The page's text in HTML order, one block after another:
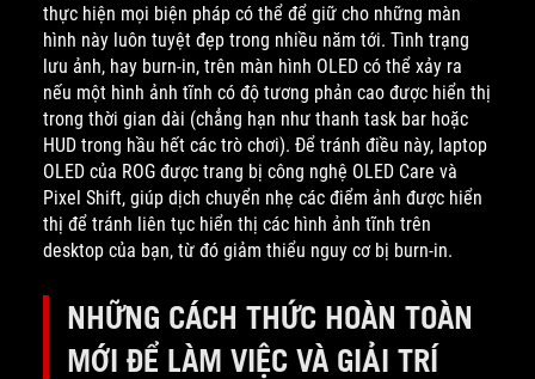
thực hiện mọi biện pháp có thể để giữ cho những màn
hình này luôn tuyệt đẹp trong nhiều năm tới. Tình trạng
lưu ảnh, hay burn-in, trên màn hình OLED có thể xảy ra
nếu một hình ảnh tĩnh có độ tương phản cao được hiển thị
trong thời gian dài (chẳng hạn như thanh task bar hoặc
HUD trong hầu hết các trò chơi). Để tránh điều này, laptop
OLED của ROG được trang bị công nghệ OLED Care và
Pixel Shift, giúp dịch chuyển nhẹ các điểm ảnh được hiển
thị để tránh liên tục hiển thị các hình ảnh tĩnh trên
desktop của bạn, từ đó giảm thiểu nguy cơ bị burn-in.
NHỮNG CÁCH THỨC HOÀN TOÀN
MỚI ĐỂ LÀM VIỆC VÀ GIẢI TRÍ